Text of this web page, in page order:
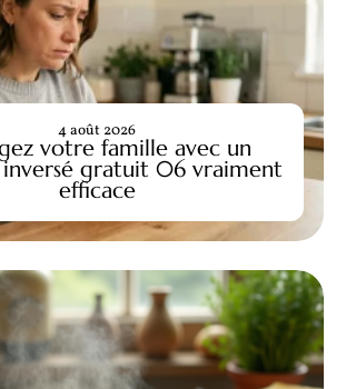
votre famille avec un
inversé gratuit 06 vraiment
efficace
4 août 2026